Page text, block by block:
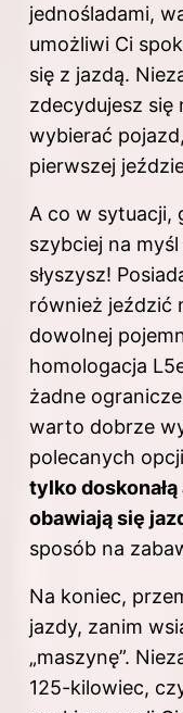
jednośladami,
umożliwi Ci
się z jazdą.
zdecydujesz się
wybierać
pierwszej
A co w sytuacji,
szybciej na
słyszysz!
również jeździć
dowolnej
homologacja
żadne
warto dobrze
polecanych
tylko
obawiają się
sposób na
Na koniec,
jazdy, zanim
„maszynę”.
125-kilowiec,